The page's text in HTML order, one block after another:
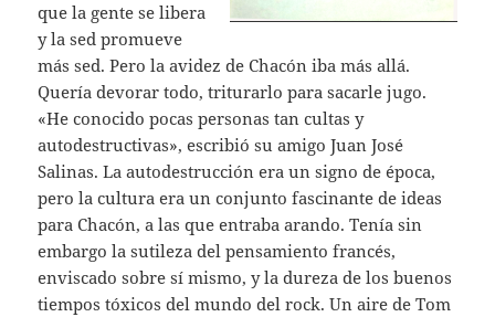
que la gente se libera
y la sed promueve
más sed. Pero la avidez de Chacón iba más allá.
Quería devorar todo, triturarlo para sacarle jugo.
«He conocido pocas personas tan cultas y
autodestructivas», escribió su amigo Juan José
Salinas. La autodestrucción era un signo de época,
pero la cultura era un conjunto fascinante de ideas
para Chacón, a las que entraba arando. Tenía sin
embargo la sutileza del pensamiento francés,
enviscado sobre sí mismo, y la dureza de los buenos
tiempos tóxicos del mundo del rock. Un aire de Tom